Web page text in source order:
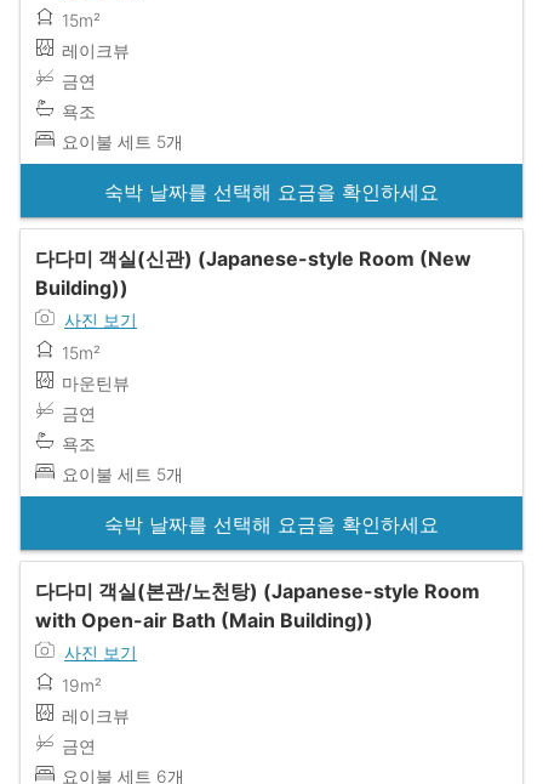
15m²
레이크뷰
금연
욕조
요이불 세트 5개
숙박 날짜를 선택해 요금을 확인하세요
다다미 객실(신관) (Japanese-style Room (New
Building))
사진 보기
15m²
마운틴뷰
금연
욕조
요이불 세트 5개
숙박 날짜를 선택해 요금을 확인하세요
다다미 객실(본관/노천탕) (Japanese-style Room
with Open-air Bath (Main Building))
사진 보기
19m²
레이크뷰
금연
요이불 세트 6개